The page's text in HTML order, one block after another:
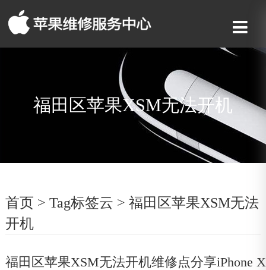
福田区苹果XSM无法开机
首页 > Tag标签云 > 福田区苹果XSM无法
开机
福田区苹果XSM无法开机维修点分享iPhone